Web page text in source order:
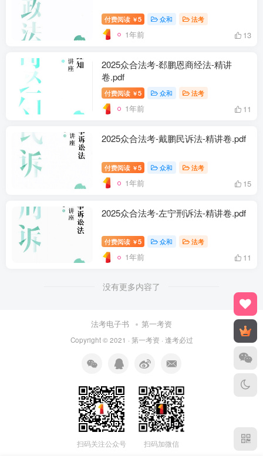
付费阅读 ￥5 众和 法考
1年前 13
2025众合法考-郄鹏恩商经法-精讲
卷.pdf
付费阅读 ￥5 众和 法考
1年前 11
2025众合法考-戴鹏民诉法-精讲卷.pdf
付费阅读 ￥5 众和 法考
1年前 15
2025众合法考-左宁刑诉法-精讲卷.pdf
付费阅读 ￥5 众和 法考
1年前 11
没有更多内容了
法考电子书 第一考资
Copyright © 2021 · 第一考资 · 逢考必过
扫码关注公众号 扫码加微信